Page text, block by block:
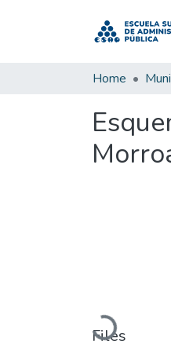
Home
Loading...
Files